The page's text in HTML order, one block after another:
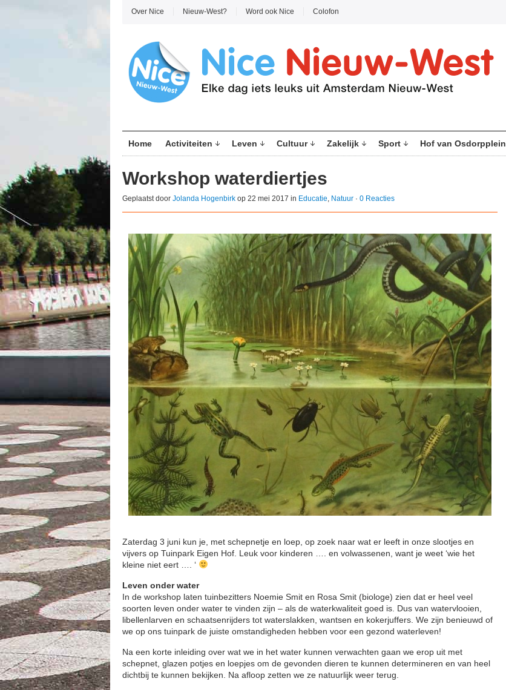
Over Nice Nieuw-West? Word ook Nice Colofon
Home Activiteiten Leven Cultuur Zakelijk Sport Hof van Osdorpplein
Workshop waterdiertjes
Geplaatst door Jolanda Hogenbirk op 22 mei 2017 in Educatie, Natuur · 0 Reacties
Zaterdag 3 juni kun je, met schepnetje en loep, op zoek naar wat er leeft in onze slootjes en
vijvers op Tuinpark Eigen Hof. Leuk voor kinderen …. en volwassenen, want je weet ‘wie het
kleine niet eert …. ‘
Leven onder water
In de workshop laten tuinbezitters Noemie Smit en Rosa Smit (biologe) zien dat er heel veel
soorten leven onder water te vinden zijn – als de waterkwaliteit goed is. Dus van watervlooien,
libellenlarven en schaatsenrijders tot waterslakken, wantsen en kokerjuffers. We zijn benieuwd of
we op ons tuinpark de juiste omstandigheden hebben voor een gezond waterleven!
Na een korte inleiding over wat we in het water kunnen verwachten gaan we erop uit met
schepnet, glazen potjes en loepjes om de gevonden dieren te kunnen determineren en van heel
dichtbij te kunnen bekijken. Na afloop zetten we ze natuurlijk weer terug.